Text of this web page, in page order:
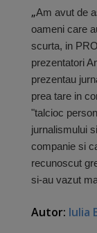
„Am avut de
oameni care
scurta, in
prezentatori
prezentau
prea tare in
"talcioc
jurnalismului
companie si
recunoscut
si-au vazut
Autor: Iulia